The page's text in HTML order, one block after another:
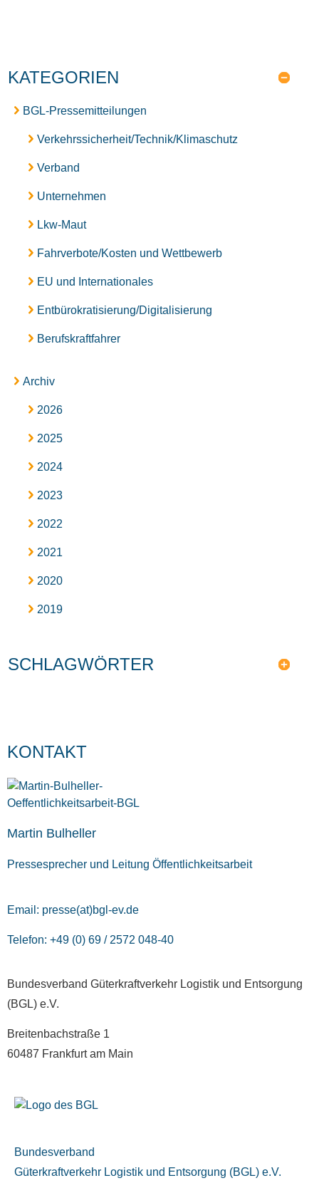
KATEGORIEN
BGL-Pressemitteilungen
Verkehrssicherheit/Technik/Klimaschutz
Verband
Unternehmen
Lkw-Maut
Fahrverbote/Kosten und Wettbewerb
EU und Internationales
Entbürokratisierung/Digitalisierung
Berufskraftfahrer
Archiv
2026
2025
2024
2023
2022
2021
2020
2019
SCHLAGWÖRTER
KONTAKT
Martin Bulheller
Pressesprecher und Leitung Öffentlichkeitsarbeit
Email: presse(at)bgl-ev.de
Telefon: +49 (0) 69 / 2572 048-40
Bundesverband Güterkraftverkehr Logistik und Entsorgung
(BGL) e.V.
Breitenbachstraße 1
60487 Frankfurt am Main
Bundesverband
Güterkraftverkehr Logistik und Entsorgung (BGL) e.V.